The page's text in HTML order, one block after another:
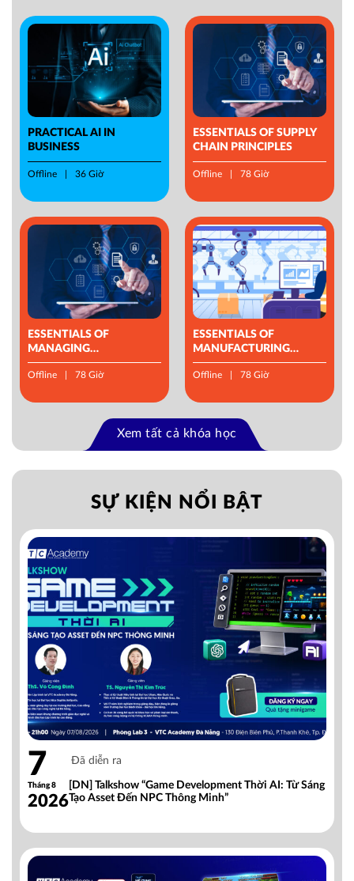
PRACTICAL AI IN
BUSINESS
Offline 36 Giờ
ESSENTIALS OF SUPPLY
CHAIN PRINCIPLES
Offline 78 Giờ
ESSENTIALS OF
MANAGING
OPERATIONS
Offline 78 Giờ
ESSENTIALS OF
MANUFACTURING
MANAGEMENT
Offline 78 Giờ
Xem tất cả khóa học
SỰ KIỆN NỔI BẬT
7
Tháng 8
2026
Đã diễn ra
[DN] Talkshow “Game Development Thời AI: Từ Sáng
Tạo Asset Đến NPC Thông Minh”